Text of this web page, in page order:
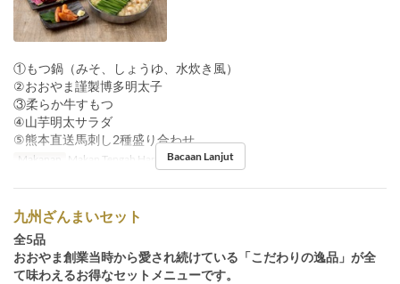
①もつ鍋（みそ、しょうゆ、水炊き風）
②おおやま謹製博多明太子
③柔らか牛すもつ
④山芋明太サラダ
⑤熊本直送馬刺し2種盛り合わせ
Makanan Makan Tengah Hari, Makan Malam
Bacaan Lanjut
九州ざんまいセット
全5品
おおやま創業当時から愛され続けている「こだわりの逸品」が全
て味わえるお得なセットメニューです。